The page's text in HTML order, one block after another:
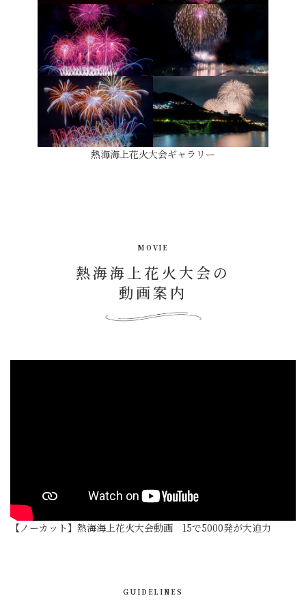
熱海海上花火大会ギャラリー
熱海海上花火大会の
動画案内
MOVIE
【ノーカット】熱海海上花火大会動画 15で5000発が大迫力
GUIDELINES